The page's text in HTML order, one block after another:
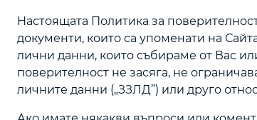
Настоящата Политика за
документи, които са упоменати на
лични данни, които събираме от Вас
поверителност не засяга, не
личните данни („ЗЗЛД”) или друго